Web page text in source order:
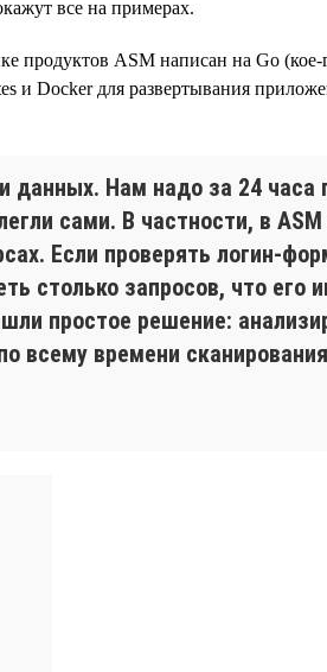
все на примерах.
ASM написан на Go (кое-
и Docker для развертывания
Нам надо за 24 часа
сами. В частности, в
Если проверять логин-
столько запросов, что его
простое решение:
всему времени